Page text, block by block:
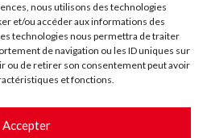
nous utilisons des technologies
et/ou accéder aux informations des
technologies nous permettra de traiter
de navigation ou les ID uniques sur
ou de retirer son consentement peut avoir
et fonctions.
Accepter
du site
Contact
Crédits
publics